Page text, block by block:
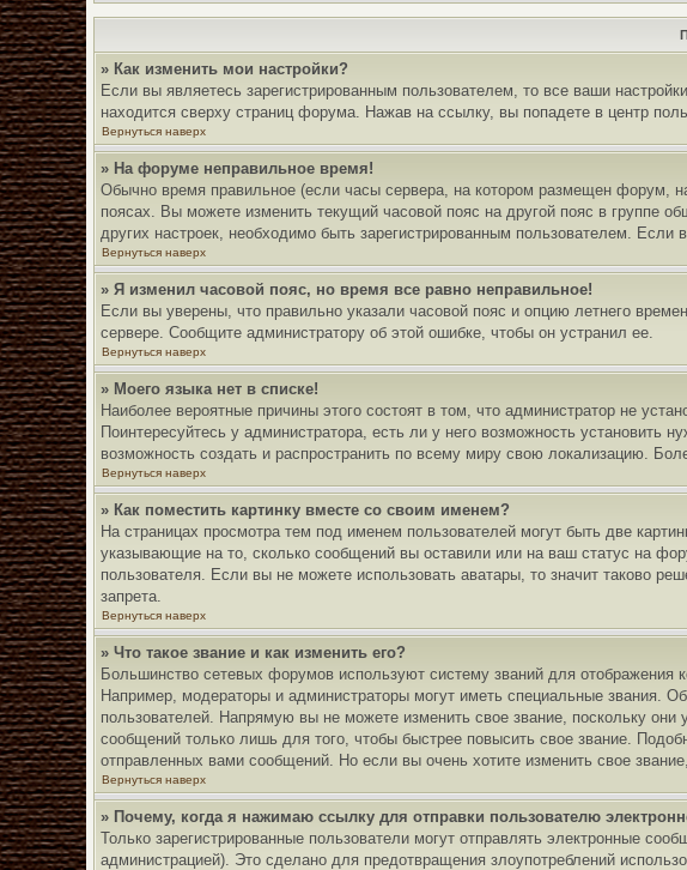
» Как изменить мои настройки?
Если вы являетесь зарегистрированным пользователем, то все ваши
находится сверху страниц форума. Нажав на ссылку, вы попадете в центр
Вернуться наверх
» На форуме неправильное время!
Обычно время правильное (если часы сервера, на котором размещен форум,
поясах. Вы можете изменить текущий часовой пояс на другой пояс в группе
других настроек, необходимо быть зарегистрированным пользователем.
Вернуться наверх
» Я изменил часовой пояс, но время все равно неправильное!
Если вы уверены, что правильно указали часовой пояс и опцию летнего
сервере. Сообщите администратору об этой ошибке, чтобы он устранил ее.
Вернуться наверх
» Моего языка нет в списке!
Наиболее вероятные причины этого состоят в том, что администратор не
Поинтересуйтесь у администратора, есть ли у него возможность установить
возможность создать и распространить по всему миру свою локализацию.
Вернуться наверх
» Как поместить картинку вместе со своим именем?
На страницах просмотра тем под именем пользователей могут быть две
указывающие на то, сколько сообщений вы оставили или на ваш статус на
пользователя. Если вы не можете использовать аватары, то значит таково
запрета.
Вернуться наверх
» Что такое звание и как изменить его?
Большинство сетевых форумов используют систему званий для отображения
Например, модераторы и администраторы могут иметь специальные звания.
пользователей. Напрямую вы не можете изменить свое звание, поскольку
сообщений только лишь для того, чтобы быстрее повысить свое звание.
отправленных вами сообщений. Но если вы очень хотите изменить свое
Вернуться наверх
» Почему, когда я нажимаю ссылку для отправки пользователю
Только зарегистрированные пользователи могут отправлять электронные
администрацией). Это сделано для предотвращения злоупотреблений